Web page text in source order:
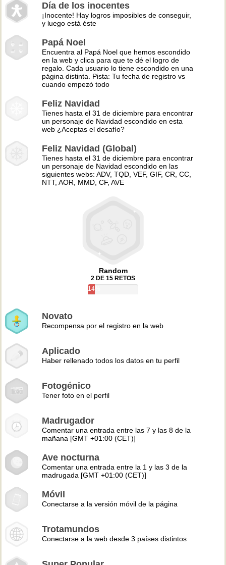
Día de los inocentes
¡Inocente! Hay logros imposibles de conseguir,
y luego está éste
Papá Noel
Encuentra al Papá Noel que hemos escondido
en la web y clica para que te dé el logro de
regalo. Cada usuario lo tiene escondido en una
página distinta. Pista: Tu fecha de registro vs
cuando empezó todo
Feliz Navidad
Tienes hasta el 31 de diciembre para encontrar
un personaje de Navidad escondido en esta
web ¿Aceptas el desafío?
Feliz Navidad (Global)
Tienes hasta el 31 de diciembre para encontrar
un personaje de Navidad escondido en las
siguientes webs: ADV, TQD, VEF, GIF, CR, CC,
NTT, AOR, MMD, CF, AVE
Random
2 DE 15 RETOS
14%
Novato
Recompensa por el registro en la web
Aplicado
Haber rellenado todos los datos en tu perfil
Fotogénico
Tener foto en el perfil
Madrugador
Comentar una entrada entre las 7 y las 8 de la
mañana [GMT +01:00 (CET)]
Ave nocturna
Comentar una entrada entre la 1 y las 3 de la
madrugada [GMT +01:00 (CET)]
Móvil
Conectarse a la versión móvil de la página
Trotamundos
Conectarse a la web desde 3 países distintos